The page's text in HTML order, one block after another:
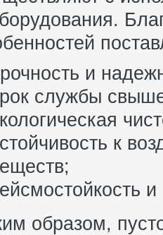
и
службы
к
образом,